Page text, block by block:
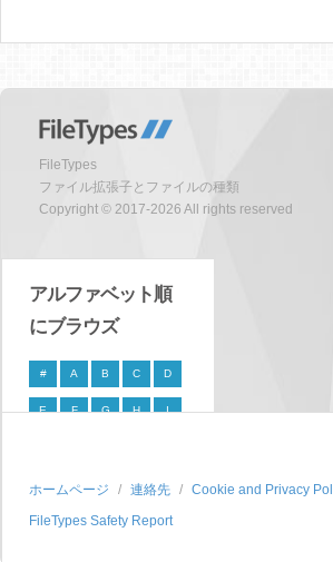
FileTypes
ファイル拡張子とファイルの種類
Copyright © 2017-2026 All rights reserved
アルファベット順
にブラウズ
# A B C D
E F G H I
P Q R S
T U V W X
ホームページ 連絡先
Cookie and Privacy
FileTypes Safety Report